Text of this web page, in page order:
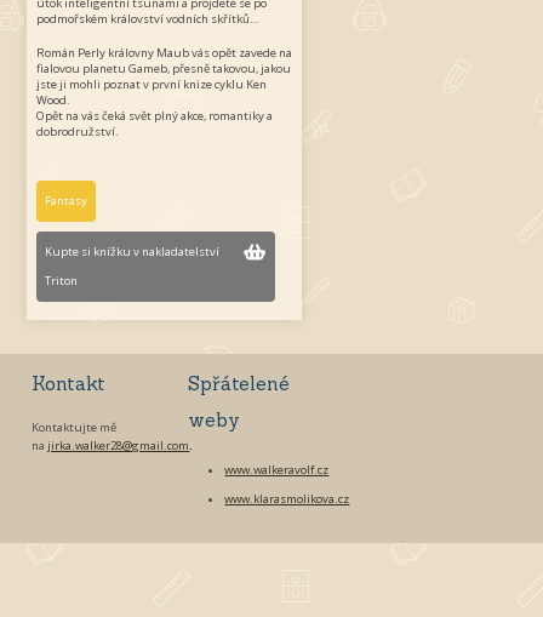
útok inteligentní tsunami a projdete se po
podmořském království vodních skřítků…
Román Perly královny Maub vás opět zavede na
fialovou planetu Gameb, přesně takovou, jakou
jste ji mohli poznat v první knize cyklu Ken
Wood.
Opět na vás čeká svět plný akce, romantiky a
dobrodružství.
Fantasy
Kupte si knížku v nakladatelství
Triton
Kontakt
Kontaktujte mě
na jirka.walker28@gmail.com.
Spřátelené
weby
www.walkeravolf.cz
www.klarasmolikova.cz